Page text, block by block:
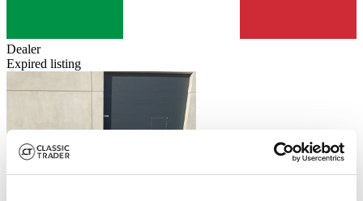
Dealer
Expired listing